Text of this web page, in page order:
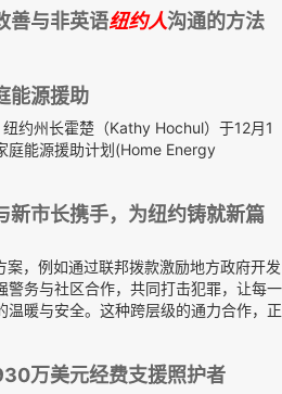
善与非英语纽约人沟通的方法
能源援助
约州长霍楚（Kathy Hochul）于12月1
庭能源援助计划(Home Energy
新市长携手，为纽约铸就新篇
案，例如通过联邦拨款激励地方政府开发
警务与社区合作，共同打击犯罪，让每一
温暖与安全。这种跨层级的通力合作，正
万美元经费支援照护者